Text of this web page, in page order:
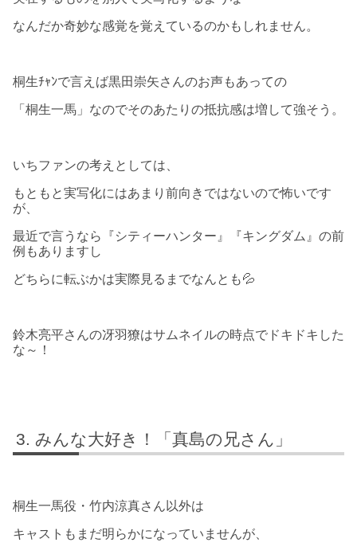
なんだか奇妙な感覚を覚えているのかもしれません。
桐生ﾁｬﾝで言えば黒田崇矢さんのお声もあっての
「桐生一馬」なのでそのあたりの抵抗感は増して強そう。
いちファンの考えとしては、
もともと実写化にはあまり前向きではないので怖いです
が、
最近で言うなら『シティーハンター』『キングダム』の前
例もありますし
どちらに転ぶかは実際見るまでなんとも💦
鈴木亮平さんの冴羽獠はサムネイルの時点でドキドキした
な～！
みんな大好き！「真島の兄さん」
桐生一馬役・竹内涼真さん以外は
キャストもまだ明らかになっていませんが、